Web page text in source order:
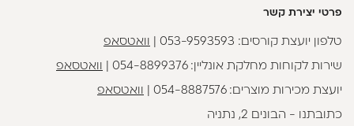
פרטי יצירת קשר
טלפון יועצת קורסים: 053-9593593 וואטסאפ
שירות לקוחות מחלקת אונליין:054-8899376 וואטסאפ
יועצת מכירות מוצרים:054-8887576 וואטסאפ
כתובתנו - הבונים 2, נתניה